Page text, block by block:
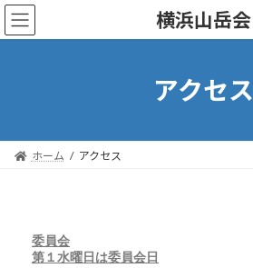
横浜山岳会
アクセス
ホーム アクセス
委員会
第１水曜日は委員会日